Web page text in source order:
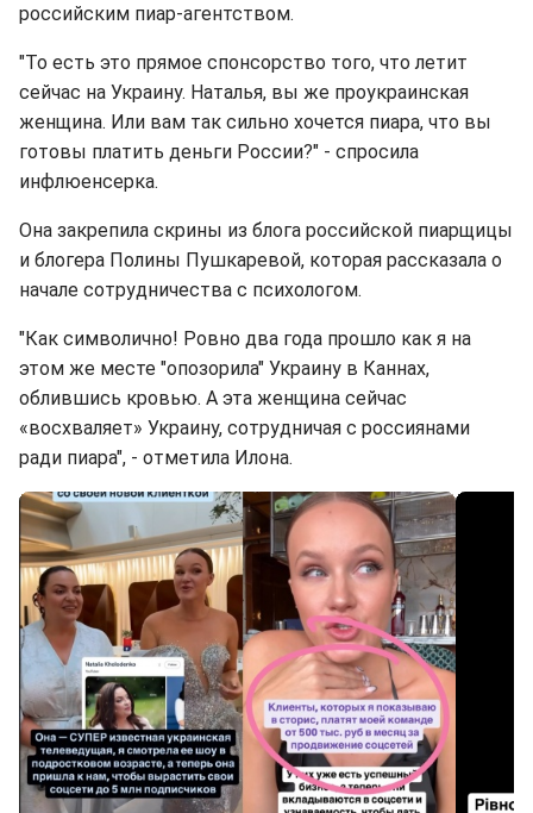
российским пиар-агентством.
"То есть это прямое спонсорство того, что летит
сейчас на Украину. Наталья, вы же проукраинская
женщина. Или вам так сильно хочется пиара, что вы
готовы платить деньги России?" - спросила
инфлюенсерка.
Она закрепила скрины из блога российской пиарщицы
и блогера Полины Пушкаревой, которая рассказала о
начале сотрудничества с психологом.
"Как символично! Ровно два года прошло как я на
этом же месте "опозорила" Украину в Каннах,
облившись кровью. А эта женщина сейчас
«восхваляет» Украину, сотрудничая с россиянами
ради пиара", - отметила Илона.